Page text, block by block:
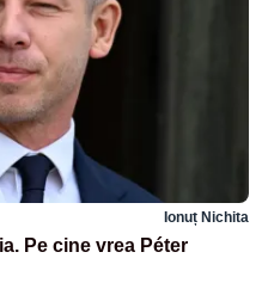
Ionuț Nichita
Pe cine vrea Péter